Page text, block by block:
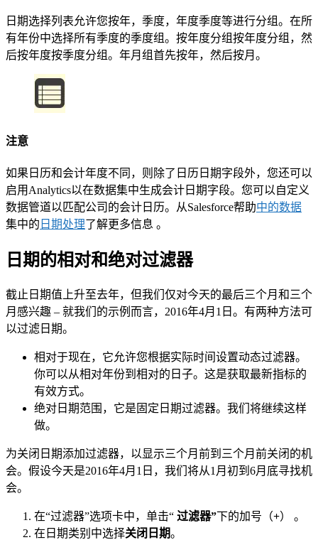
日期选择列表允许您按年，季度，年度季度等进行分组。在所
有年份中选择所有季度的季度组。按年度分组按年度分组，然
后按年度按季度分组。年月组首先按年，然后按月。
注意
如果日历和会计年度不同，则除了日历日期字段外，您还可以
启用Analytics以在数据集中生成会计日期字段。您可以自定义
数据管道以匹配公司的会计日历。从Salesforce帮助中的数据
集中的 日期处理了解更多信息 。
日期的相对和绝对过滤器
截止日期值上升至去年，但我们仅对今天的最后三个月和三个
月感兴趣 – 就我们的示例而言，2016年4月1日。有两种方法可
以过滤日期。
相对于现在，它允许您根据实际时间设置动态过滤器。
你可以从相对年份到相对的日子。这是获取最新指标的
有效方式。
绝对日期范围，它是固定日期过滤器。我们将继续这样
做。
为关闭日期添加过滤器，以显示三个月前到三个月前关闭的机
会。假设今天是2016年4月1日，我们将从1月初到6月底寻找机
会。
在“过滤器”选项卡中，单击“ 过滤器”下的加号（+） 。
在日期类别中选择关闭日期。